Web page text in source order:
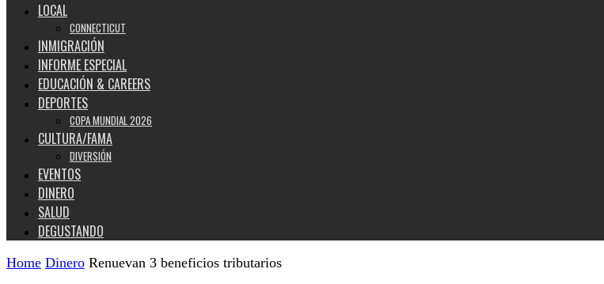
LOCAL
CONNECTICUT
INMIGRACIÓN
INFORME ESPECIAL
EDUCACIÓN & CAREERS
DEPORTES
COPA MUNDIAL 2026
CULTURA/FAMA
DIVERSIÓN
EVENTOS
DINERO
SALUD
DEGUSTANDO
Home Dinero Renuevan 3 beneficios tributarios